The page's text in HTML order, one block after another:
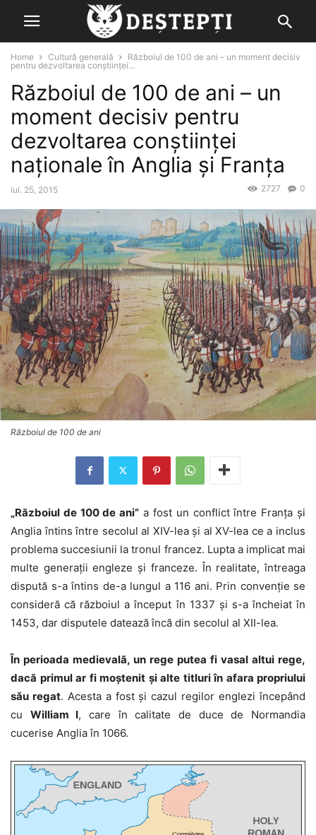
Home Cultură generală
Războiul de 100 de ani – un moment decisiv
pentru dezvoltarea conștiinței...
Războiul de 100 de ani – un
moment decisiv pentru
dezvoltarea conștiinței
naționale în Anglia şi Franţa
iul. 25, 2015 0
2727
Războiul de 100 de ani
„Războiul de 100 de ani” a fost un conflict între Franța și
Anglia întins între secolul al XIV-lea și al XV-lea ce a inclus
problema succesiunii la tronul francez. Lupta a implicat mai
multe generații engleze și franceze. În realitate, întreaga
dispută s-a întins de-a lungul a 116 ani. Prin convenție se
consideră că războiul a început în 1337 și s-a încheiat în
1453, dar disputele datează încă din secolul al XII-lea.
În perioada medievală, un rege putea fi vasal altui rege,
dacă primul ar fi moștenit și alte titluri în afara propriului
său regat. Acesta a fost și cazul regilor englezi începând
cu William I, care în calitate de duce de Normandia
cucerise Anglia în 1066.